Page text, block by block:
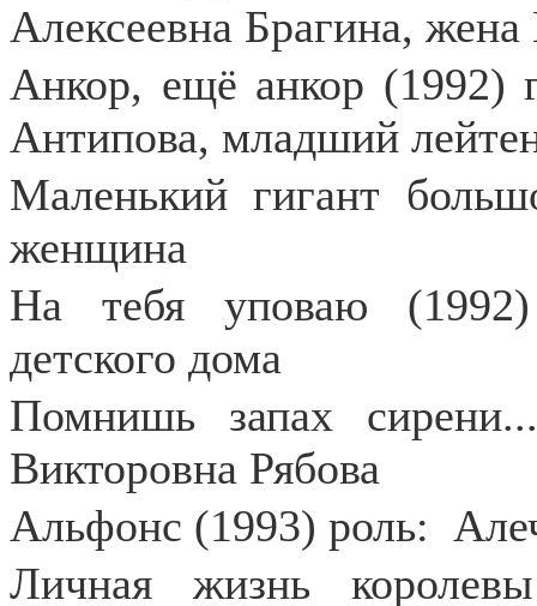
Алексеевна Брагина,
Анкор, ещё анкор (1992)
Антипова, младший
Маленький гигант
женщина
На тебя уповаю (1992)
детского дома
Помнишь запах
Викторовна Рябова
Альфонс (1993) роль:
Личная жизнь